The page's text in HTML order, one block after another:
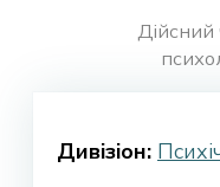
Дійсний
Дивізіон: